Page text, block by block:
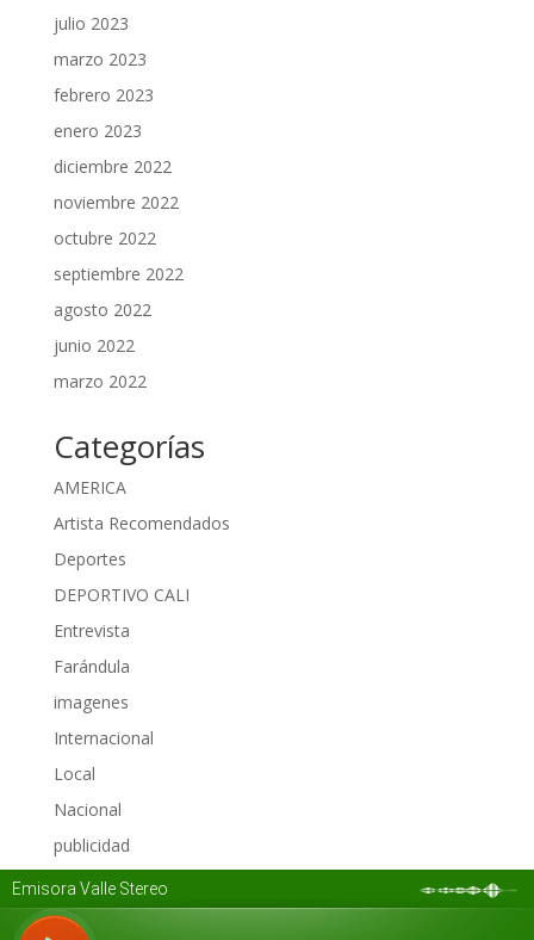
julio 2023
marzo 2023
febrero 2023
enero 2023
diciembre 2022
noviembre 2022
octubre 2022
septiembre 2022
agosto 2022
junio 2022
marzo 2022
Categorías
AMERICA
Artista Recomendados
Deportes
DEPORTIVO CALI
Entrevista
Farándula
imagenes
Internacional
Local
Nacional
publicidad
Regional
Sin categoría